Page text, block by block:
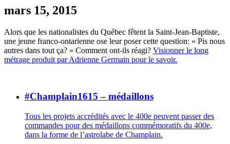
mars 15, 2015
Alors que les nationalistes du Québec fêtent la Saint-Jean-Baptiste,
une jeune franco-ontarienne ose leur poser cette question: « Pis nous
autres dans tout ça? » Comment ont-ils réagi? Visionner le long
métrage produit par Adrienne Germain pour le savoir.
#Champlain1615 – médaillons
Tous les projets accrédités avec le 400e peuvent passer des
commandes pour des médaillons commémoratifs du 400e,
dans la forme de l’astrolabe de Champlain.